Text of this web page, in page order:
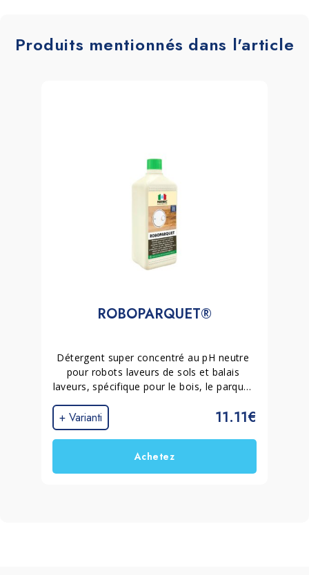
Produits mentionnés dans l'article
ROBOPARQUET®
Détergent super concentré au pH neutre
pour robots laveurs de sols et balais
laveurs, spécifique pour le bois, le parquet
laisser de résidus, ne mousse pas et
sèche rapidement, tout en aidant à
respectant les finitions.
+ Varianti 11.11€
Achetez